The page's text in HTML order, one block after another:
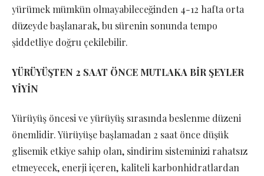
yürümek mümkün olmayabileceğinden 4-12 hafta orta
düzeyde başlanarak, bu sürenin sonunda tempo
şiddetliye doğru çekilebilir.
YÜRÜYÜŞTEN 2 SAAT ÖNCE MUTLAKA BİR ŞEYLER
YİYİN
Yürüyüş öncesi ve yürüyüş sırasında beslenme düzeni
önemlidir. Yürüyüşe başlamadan 2 saat önce düşük
glisemik etkiye sahip olan, sindirim sisteminizi rahatsız
etmeyecek, enerji içeren, kaliteli karbonhidratlardan